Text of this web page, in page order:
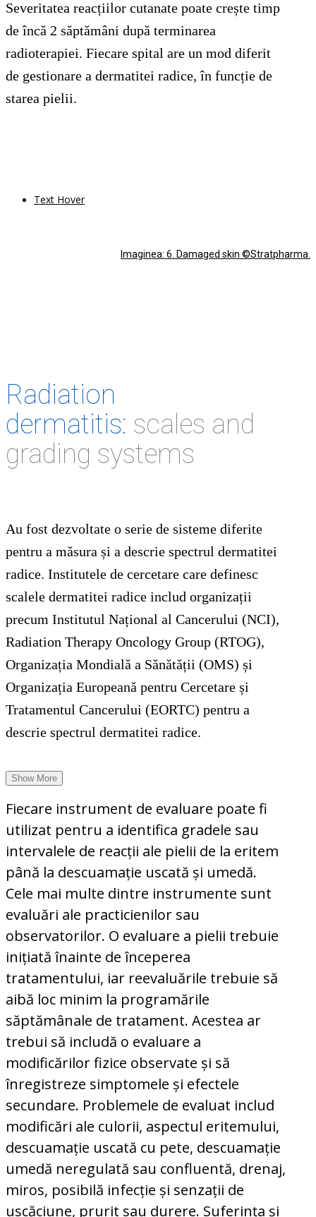
Severitatea reacțiilor cutanate poate crește timp
de încă 2 săptămâni după terminarea
radioterapiei. Fiecare spital are un mod diferit
de gestionare a dermatitei radice, în funcție de
starea pielii.
Text Hover
Imaginea: 6. Damaged skin ©Stratpharma.
Radiation
dermatitis: scales and
grading systems
Au fost dezvoltate o serie de sisteme diferite
pentru a măsura și a descrie spectrul dermatitei
radice. Institutele de cercetare care definesc
scalele dermatitei radice includ organizații
precum Institutul Național al Cancerului (NCI),
Radiation Therapy Oncology Group (RTOG),
Organizația Mondială a Sănătății (OMS) și
Organizația Europeană pentru Cercetare și
Tratamentul Cancerului (EORTC) pentru a
descrie spectrul dermatitei radice.
Show More
Fiecare instrument de evaluare poate fi
utilizat pentru a identifica gradele sau
intervalele de reacții ale pielii de la eritem
până la descuamație uscată și umedă.
Cele mai multe dintre instrumente sunt
evaluări ale practicienilor sau
observatorilor. O evaluare a pielii trebuie
inițiată înainte de începerea
tratamentului, iar reevaluările trebuie să
aibă loc minim la programările
săptămânale de tratament. Acestea ar
trebui să includă o evaluare a
modificărilor fizice observate și să
înregistreze simptomele și efectele
secundare. Problemele de evaluat includ
modificări ale culorii, aspectul eritemului,
descuamație uscată cu pete, descuamație
umedă neregulată sau confluentă, drenaj,
miros, posibilă infecție și senzații de
uscăciune, prurit sau durere. Suferința și